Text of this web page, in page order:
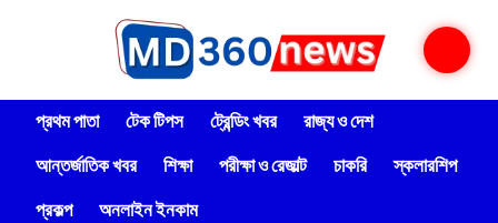
প্রথম পাতা টেক টিপস ট্রেন্ডিং খবর
রাজ্য ও দেশ
আন্তর্জাতিক খবর
শিক্ষা পরীক্ষা ও রেজাল্ট চাকরি
স্কলারশিপ
প্রকল্প
অনলাইন ইনকাম